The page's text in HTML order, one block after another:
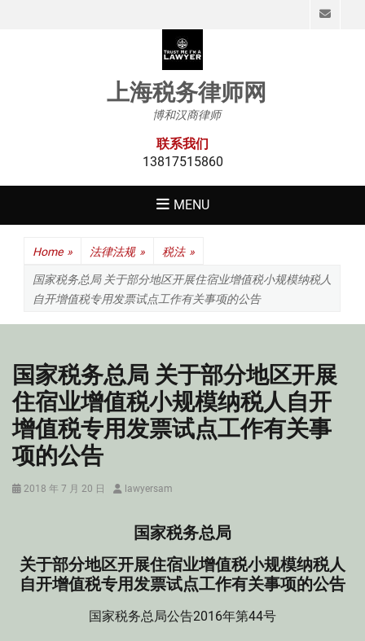
上海税务律师网
博和汉商律师
联系我们
13817515860
MENU
Home » 法律法规 » 税法 »
国家税务总局 关于部分地区开展住宿业增值税小规模纳税人
自开增值税专用发票试点工作有关事项的公告
国家税务总局 关于部分地区开展
住宿业增值税小规模纳税人自开
增值税专用发票试点工作有关事
项的公告
Posted
2018 年 7 月 20 日 Authorlawyersam
国家税务总局
关于部分地区开展住宿业增值税小规模纳税人
自开增值税专用发票试点工作有关事项的公告
国家税务总局公告2016年第44号